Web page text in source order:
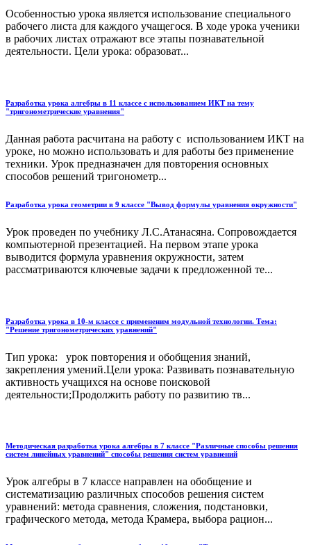
Особенностью урока является использование специального
рабочего листа для каждого учащегося. В ходе урока ученики
в рабочих листах отражают все этапы познавательной
деятельности. Цели урока: образоват...
Разработка урока алгебры в 11 классе с использованием ИКТ на тему
"тригонометрические уравнения"
Данная работа расчитана на работу с использованием ИКТ на
уроке, но можно использовать и для работы без применение
техники. Урок предназначен для повторения основных
способов решений тригонометр...
Разработка урока геометрии в 9 классе "Вывод формулы уравнения окружности"
Урок проведен по учебнику Л.С.Атанасяна. Сопровождается
компьютерной презентацией. На первом этапе урока
выводится формула уравнения окружности, затем
рассматриваются ключевые задачи к предложенной те...
Разработка урока в 10-м классе с примененим модульной технологии. Тема:
"Решение тригонометрических уравнений"
Тип урока: урок повторения и обобщения знаний,
закрепления умений.Цели урока: Развивать познавательную
активность учащихся на основе поисковой
деятельности;Продолжить работу по развитию тв...
Методическая разработка урока алгебры в 7 классе "Различные способы решения
систем линейных уравнений" способы решения систем уравнений
Урок алгебры в 7 классе направлен на обобщение и
систематизацию различных способов решения систем
уравнений: метода сравнения, сложения, подстановки,
графического метода, метода Крамера, выбора рацион...